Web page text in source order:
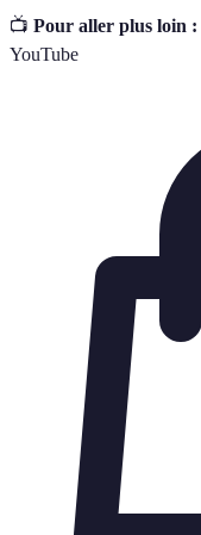
📺 Pour aller plus loin :
YouTube